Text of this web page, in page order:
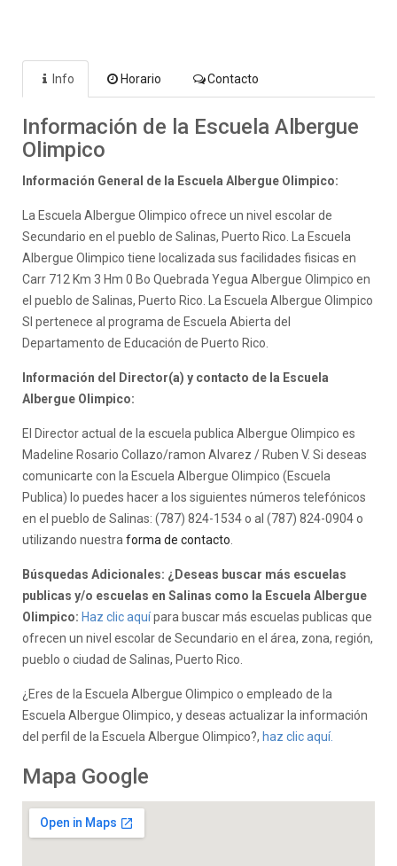
Info Horario Contacto
Información de la Escuela Albergue
Olimpico
Información General de la Escuela Albergue Olimpico:
La Escuela Albergue Olimpico ofrece un nivel escolar de
Secundario en el pueblo de Salinas, Puerto Rico. La Escuela
Albergue Olimpico tiene localizada sus facilidades fisicas en
Carr 712 Km 3 Hm 0 Bo Quebrada Yegua Albergue Olimpico en
el pueblo de Salinas, Puerto Rico. La Escuela Albergue Olimpico
SI pertenece al programa de Escuela Abierta del
Departamento de Educación de Puerto Rico.
Información del Director(a) y contacto de la Escuela
Albergue Olimpico:
El Director actual de la escuela publica Albergue Olimpico es
Madeline Rosario Collazo/ramon Alvarez / Ruben V. Si deseas
comunicarte con la Escuela Albergue Olimpico (Escuela
Publica) lo puedes hacer a los siguientes números telefónicos
en el pueblo de Salinas: (787) 824-1534 o al (787) 824-0904 o
utilizando nuestra forma de contacto
Búsquedas Adicionales: ¿Deseas buscar más escuelas
publicas y/o escuelas en Salinas como la Escuela Albergue
Olimpico: Haz clic aquípara buscar más escuelas publicas que
ofrecen un nivel escolar de Secundario en el área, zona, región,
pueblo o ciudad de Salinas, Puerto Rico.
¿Eres de la Escuela Albergue Olimpico o empleado de la
Escuela Albergue Olimpico, y deseas actualizar la información
del perfil de la Escuela Albergue Olimpico?, haz clic aquí.
Mapa Google